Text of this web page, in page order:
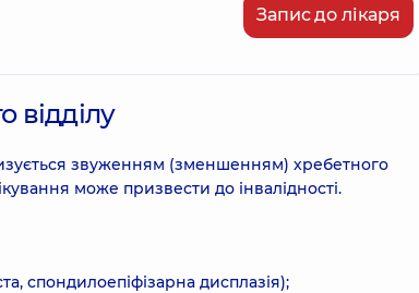
Запис до лікаря
відділу
звуженням (зменшенням) хребетного
може призвести до інвалідності.
спондилоепіфізарна дисплазія);